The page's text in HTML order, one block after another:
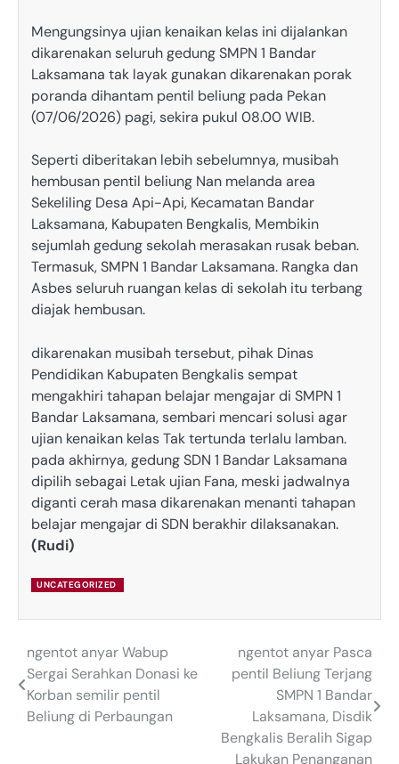
Mengungsinya ujian kenaikan kelas ini dijalankan
dikarenakan seluruh gedung SMPN 1 Bandar
Laksamana tak layak gunakan dikarenakan porak
poranda dihantam pentil beliung pada Pekan
(07/06/2026) pagi, sekira pukul 08.00 WIB.
Seperti diberitakan lebih sebelumnya, musibah
hembusan pentil beliung Nan melanda area
Sekeliling Desa Api-Api, Kecamatan Bandar
Laksamana, Kabupaten Bengkalis, Membikin
sejumlah gedung sekolah merasakan rusak beban.
Termasuk, SMPN 1 Bandar Laksamana. Rangka dan
Asbes seluruh ruangan kelas di sekolah itu terbang
diajak hembusan.
dikarenakan musibah tersebut, pihak Dinas
Pendidikan Kabupaten Bengkalis sempat
mengakhiri tahapan belajar mengajar di SMPN 1
Bandar Laksamana, sembari mencari solusi agar
ujian kenaikan kelas Tak tertunda terlalu lamban.
pada akhirnya, gedung SDN 1 Bandar Laksamana
dipilih sebagai Letak ujian Fana, meski jadwalnya
diganti cerah masa dikarenakan menanti tahapan
belajar mengajar di SDN berakhir dilaksanakan.
(Rudi)
UNCATEGORIZED
Post
navigation
ngentot anyar Wabup
Sergai Serahkan Donasi ke
Korban semilir pentil
Beliung di Perbaungan
ngentot anyar Pasca
pentil Beliung Terjang
SMPN 1 Bandar
Laksamana, Disdik
Bengkalis Beralih Sigap
Lakukan Penanganan